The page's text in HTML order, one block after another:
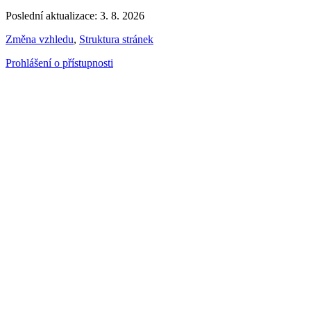
Poslední aktualizace: 3. 8. 2026
Změna vzhledu, Struktura stránek
Prohlášení o přístupnosti